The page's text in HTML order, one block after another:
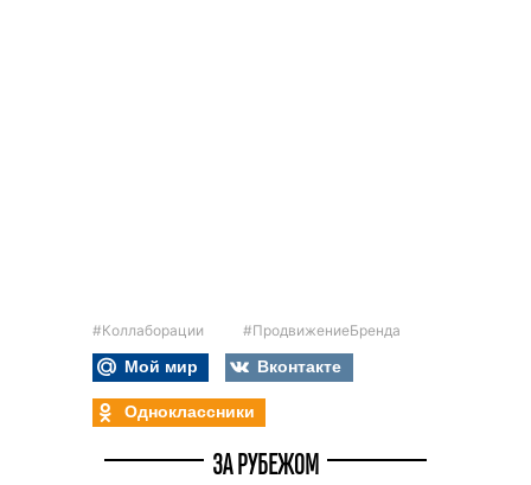
#Коллаборации #ПродвижениеБренда
Мой мир
Вконтакте
Одноклассники
ЗА РУБЕЖОМ